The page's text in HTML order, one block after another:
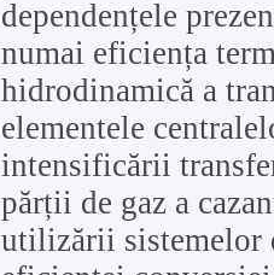
dependențele
numai eficiența
hidrodinamică a
elementele
intensificării
părții de gaz a
utilizării sistemelor